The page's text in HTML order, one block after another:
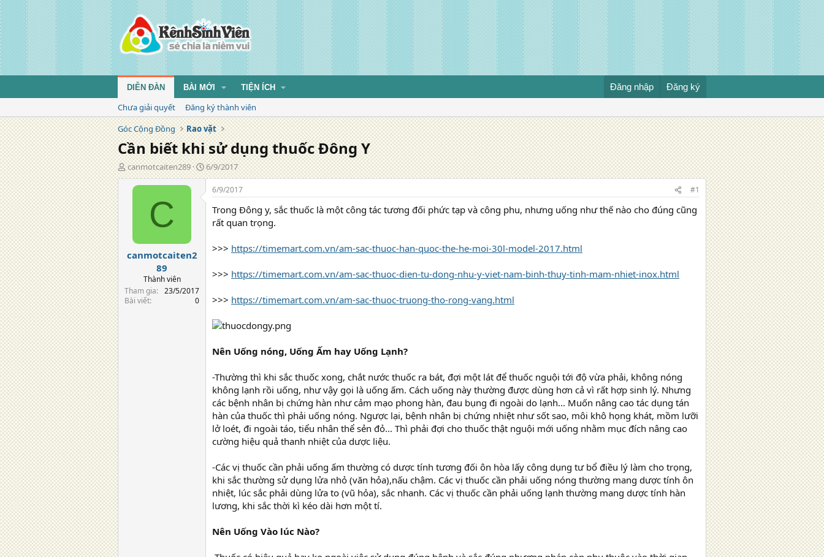
DIỄN ĐÀN BÀI MỚI TIỆN ÍCH Đăng nhập Đăng ký
Chưa giải quyết
Đăng ký thành viên
Góc Cộng Đồng
Rao vặt
Cần biết khi sử dụng thuốc Đông Y
T
á
canmotcaiten289
N
g
6/9/2017
C
canmotcaiten2
89
Thành viên
Tham gia
23/5/2017
Bài viết
0
6/9/2017 #1
Trong Đông y, sắc thuốc là một công tác tương đối phức tạp và công phu, nhưng uống như thế nào cho đúng cũng
rất quan trọng.
>>> https://timemart.com.vn/am-sac-thuoc-han-quoc-the-he-moi-30l-model-2017.html
>>> https://timemart.com.vn/am-sac-thuoc-dien-tu-dong-nhu-y-viet-nam-binh-thuy-tinh-mam-nhiet-inox.html
>>> https://timemart.com.vn/am-sac-thuoc-truong-tho-rong-vang.html
Nên Uống nóng, Uống Ấm hay Uống Lạnh?
-Thường thì khi sắc thuốc xong, chắt nước thuốc ra bát, đợi một lát để thuốc nguội tới độ vừa phải, không nóng
không lạnh rồi uống, như vậy gọi là uống ấm. Cách uống này thường được dùng hơn cả vì rất hợp sinh lý. Nhưng
các bệnh nhân bị chứng hàn như cảm mạo phong hàn, đau bụng đi ngoài do lạnh... Muốn nâng cao tác dụng tán
hàn của thuốc thì phải uống nóng. Ngược lại, bệnh nhân bị chứng nhiệt như sốt sao, môi khô họng khát, mồm lưỡi
lở loét, đi ngoài táo, tiểu nhân thể sẻn đỏ... Thì phải đợi cho thuốc thật nguội mới uống nhằm mục đích nâng cao
cường hiệu quả thanh nhiệt của dược liệu.
-Các vị thuốc cần phải uống ấm thường có dược tính tương đối ôn hòa lấy công dụng tư bổ điều lý làm cho trọng,
khi sắc thường sử dụng lửa nhỏ (văn hỏa),nấu chậm. Các vị thuốc cần phải uống nóng thường mang dược tính ôn
nhiệt, lúc sắc phải dùng lửa to (vũ hỏa), sắc nhanh. Các vị thuốc cần phải uống lạnh thường mang dược tính hàn
lương, khi sắc thời kì kéo dài hơn một tí.
Nên Uống Vào lúc Nào?